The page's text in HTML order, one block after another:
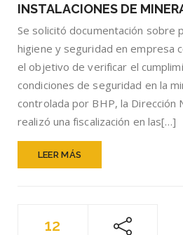
INSTALACIONES DE
Se solicitó documentación sobre
higiene y seguridad en empresa
el objetivo de verificar el
condiciones de seguridad en la
controlada por BHP, la Dirección
realizó una fiscalización en las[…]
LEER MÁS
12